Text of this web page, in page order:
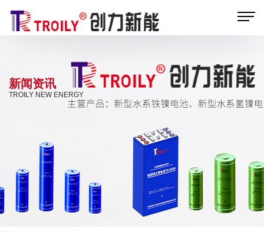
新闻资讯
TROILY NEW ENERGY